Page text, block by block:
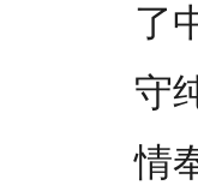
了
守
情